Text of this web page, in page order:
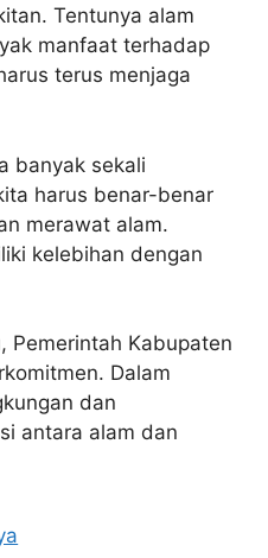
Tentunya alam
manfaat terhadap
terus menjaga
banyak sekali
harus benar-benar
merawat alam.
kelebihan dengan
Pemerintah Kabupaten
Dalam
dan
antara alam dan